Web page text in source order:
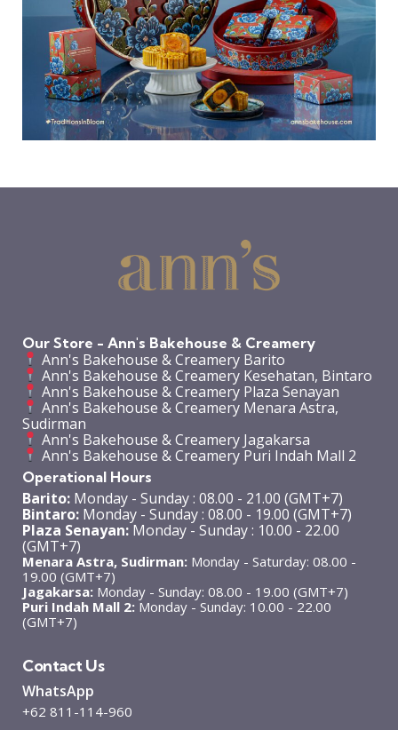
Our Store - Ann's Bakehouse & Creamery
Ann's Bakehouse & Creamery Barito
Ann's Bakehouse & Creamery Kesehatan, Bintaro
Ann's Bakehouse & Creamery Plaza Senayan
Ann's Bakehouse & Creamery Menara Astra,
Sudirman
Ann's Bakehouse & Creamery Jagakarsa
Ann's Bakehouse & Creamery Puri Indah Mall 2
Operational Hours
Barito: Monday - Sunday : 08.00 - 21.00 (GMT+7)
Bintaro: Monday - Sunday : 08.00 - 19.00 (GMT+7)
Plaza Senayan:Monday - Sunday : 10.00 - 22.00
(GMT+7)
Menara Astra, Sudirman: Monday - Saturday: 08.00 -
19.00 (GMT+7)
Jagakarsa: Monday - Sunday: 08.00 - 19.00 (GMT+7)
Puri Indah Mall 2: Monday - Sunday: 10.00 - 22.00
(GMT+7)
Contact Us
WhatsApp
+62 811-114-960